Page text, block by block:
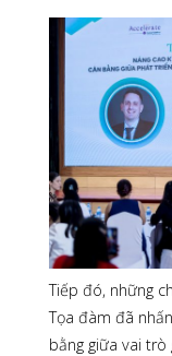
Tiếp đó, những
Tọa đàm đã
bằng giữa vai